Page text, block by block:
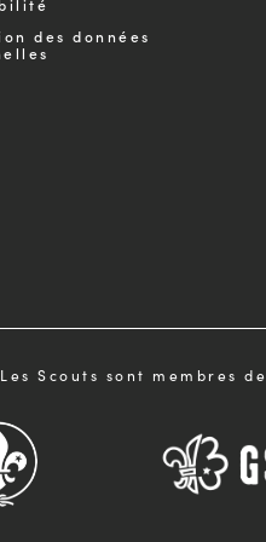
des données
Les Scouts sont membres de